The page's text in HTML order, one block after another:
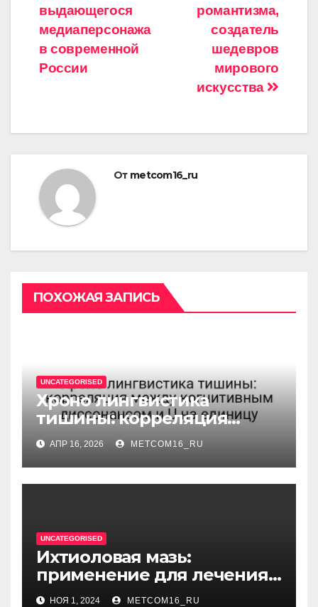
романтизма,
создатель
шедевров
мирового
искусства
выдающегося
медиаперсонажа
в современной
России
От metcom16_ru
ПОХОЖАЯ ЗАПИСЬ
UNCATEGORISED
Хроно лингвистика
тишины: корреляция
между когнитивным
диссонансом и U на
единицу
АПР 16, 2026 METCOM16_RU
UNCATEGORISED
Ихтиоловая мазь:
применение для лечения
фурункулов
НОЯ 1, 2024 METCOM16_RU